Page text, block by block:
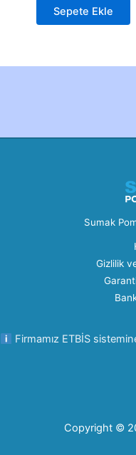
Sepete Ekle
Sumak
Gizlilik
Firmamız ETBİS
Copyright ©